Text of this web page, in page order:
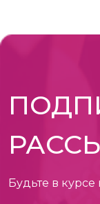
Будьте в